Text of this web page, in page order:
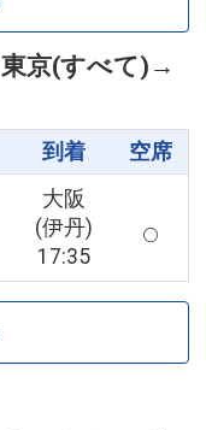
東京(すべて) →
到着 空席
大阪
(伊丹)
17:35